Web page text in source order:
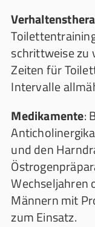
schrittweise zu
Zeiten für
Intervalle
Medikamente:
und den
Wechseljahren
Männern mit
zum Einsatz.